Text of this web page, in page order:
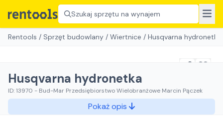
Szukaj sprzętu na wynajem
Rentools / Sprzęt budowlany / Wiertnice / Husqvarna hydronetka
Husqvarna hydronetka
ID:13970 - Bud-Mar Przedsiębiorstwo Wielobranżowe Marcin Pączek
Pokaż opis